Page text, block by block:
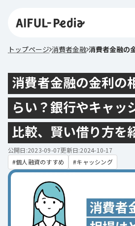
トップページ 消費者金融
消費者金融の金利の
らい？銀行やキャッ
比較、賢い借り方を
公開日:2023-09-07更新日:2024-10-17
個人融資のすすめ
キャッシング